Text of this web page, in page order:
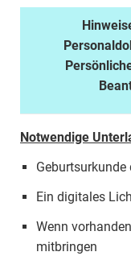
Notwendige
Geburtsurkunde
Ein digitales
Wenn
mitbringen